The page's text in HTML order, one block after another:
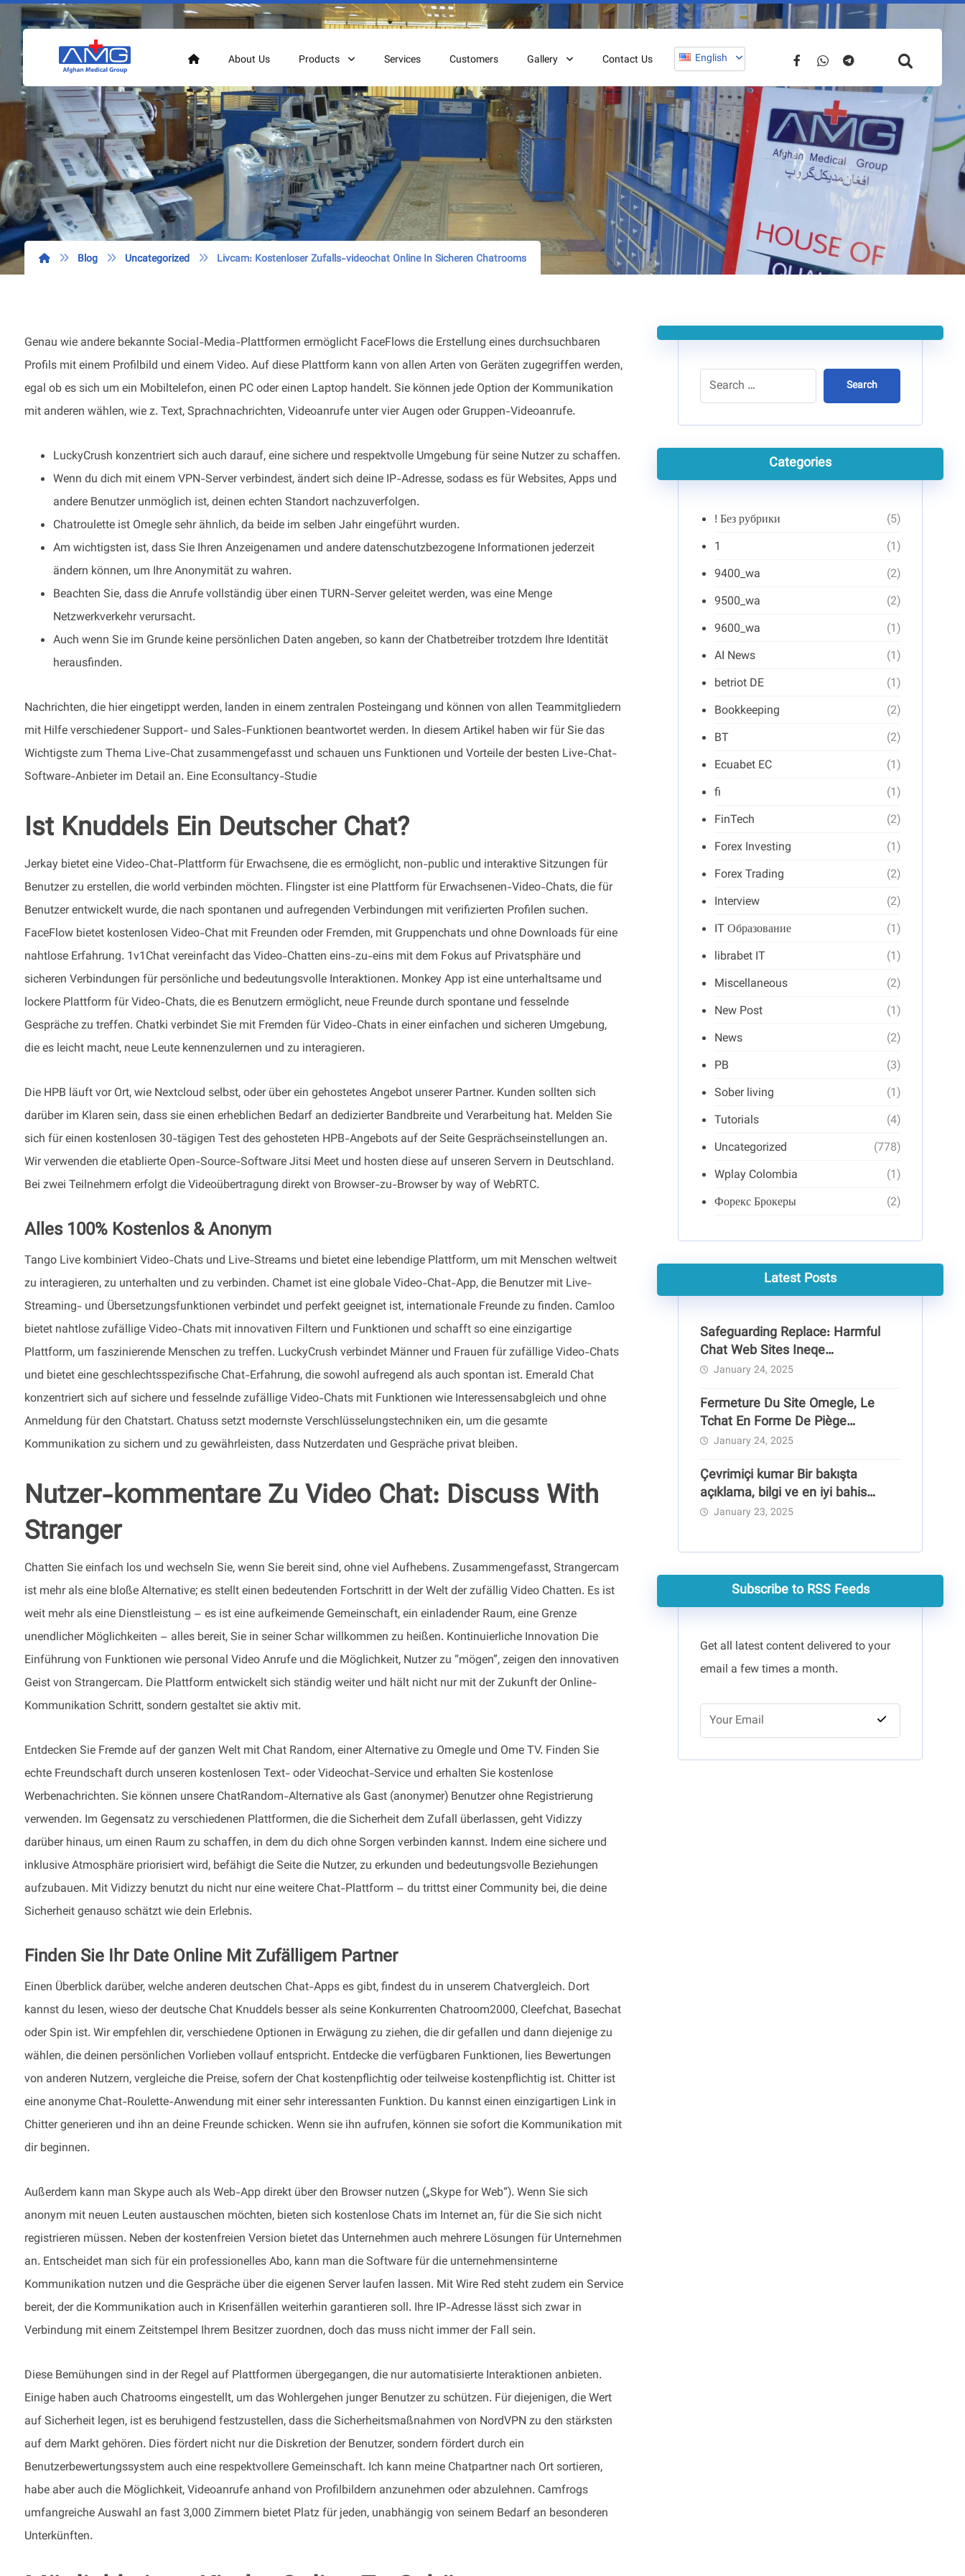
About Us Products Services Customers Gallery Contact Us English
Blog Uncategorized Livcam: Kostenloser Zufalls-videochat Online In Sicheren Chatrooms
Genau wie andere bekannte Social-Media-Plattformen ermöglicht FaceFlows die Erstellung eines durchsuchbaren
Profils mit einem Profilbild und einem Video. Auf diese Plattform kann von allen Arten von Geräten zugegriffen werden,
egal ob es sich um ein Mobiltelefon, einen PC oder einen Laptop handelt. Sie können jede Option der Kommunikation
mit anderen wählen, wie z. Text, Sprachnachrichten, Videoanrufe unter vier Augen oder Gruppen-Videoanrufe.
LuckyCrush konzentriert sich auch darauf, eine sichere und respektvolle Umgebung für seine Nutzer zu schaffen.
Wenn du dich mit einem VPN-Server verbindest, ändert sich deine IP-Adresse, sodass es für Websites, Apps und
andere Benutzer unmöglich ist, deinen echten Standort nachzuverfolgen.
Chatroulette ist Omegle sehr ähnlich, da beide im selben Jahr eingeführt wurden.
Am wichtigsten ist, dass Sie Ihren Anzeigenamen und andere datenschutzbezogene Informationen jederzeit
ändern können, um Ihre Anonymität zu wahren.
Beachten Sie, dass die Anrufe vollständig über einen TURN-Server geleitet werden, was eine Menge
Netzwerkverkehr verursacht.
Auch wenn Sie im Grunde keine persönlichen Daten angeben, so kann der Chatbetreiber trotzdem Ihre Identität
herausfinden.
Nachrichten, die hier eingetippt werden, landen in einem zentralen Posteingang und können von allen Teammitgliedern
mit Hilfe verschiedener Support- und Sales-Funktionen beantwortet werden. In diesem Artikel haben wir für Sie das
Wichtigste zum Thema Live-Chat zusammengefasst und schauen uns Funktionen und Vorteile der besten Live-Chat-
Software-Anbieter im Detail an. Eine Econsultancy-Studie
Ist Knuddels Ein Deutscher Chat?
Jerkay bietet eine Video-Chat-Plattform für Erwachsene, die es ermöglicht, non-public und interaktive Sitzungen für
Benutzer zu erstellen, die world verbinden möchten. Flingster ist eine Plattform für Erwachsenen-Video-Chats, die für
Benutzer entwickelt wurde, die nach spontanen und aufregenden Verbindungen mit verifizierten Profilen suchen.
FaceFlow bietet kostenlosen Video-Chat mit Freunden oder Fremden, mit Gruppenchats und ohne Downloads für eine
nahtlose Erfahrung. 1v1Chat vereinfacht das Video-Chatten eins-zu-eins mit dem Fokus auf Privatsphäre und
sicheren Verbindungen für persönliche und bedeutungsvolle Interaktionen. Monkey App ist eine unterhaltsame und
lockere Plattform für Video-Chats, die es Benutzern ermöglicht, neue Freunde durch spontane und fesselnde
Gespräche zu treffen. Chatki verbindet Sie mit Fremden für Video-Chats in einer einfachen und sicheren Umgebung,
die es leicht macht, neue Leute kennenzulernen und zu interagieren.
Die HPB läuft vor Ort, wie Nextcloud selbst, oder über ein gehostetes Angebot unserer Partner. Kunden sollten sich
darüber im Klaren sein, dass sie einen erheblichen Bedarf an dedizierter Bandbreite und Verarbeitung hat. Melden Sie
sich für einen kostenlosen 30-tägigen Test des gehosteten HPB-Angebots auf der Seite Gesprächseinstellungen an.
Wir verwenden die etablierte Open-Source-Software Jitsi Meet und hosten diese auf unseren Servern in Deutschland.
Bei zwei Teilnehmern erfolgt die Videoübertragung direkt von Browser-zu-Browser by way of WebRTC.
Alles 100% Kostenlos & Anonym
Tango Live kombiniert Video-Chats und Live-Streams und bietet eine lebendige Plattform, um mit Menschen weltweit
zu interagieren, zu unterhalten und zu verbinden. Chamet ist eine globale Video-Chat-App, die Benutzer mit Live-
Streaming- und Übersetzungsfunktionen verbindet und perfekt geeignet ist, internationale Freunde zu finden. Camloo
bietet nahtlose zufällige Video-Chats mit innovativen Filtern und Funktionen und schafft so eine einzigartige
Plattform, um faszinierende Menschen zu treffen. LuckyCrush verbindet Männer und Frauen für zufällige Video-Chats
und bietet eine geschlechtsspezifische Chat-Erfahrung, die sowohl aufregend als auch spontan ist. Emerald Chat
konzentriert sich auf sichere und fesselnde zufällige Video-Chats mit Funktionen wie Interessensabgleich und ohne
Anmeldung für den Chatstart. Chatuss setzt modernste Verschlüsselungstechniken ein, um die gesamte
Kommunikation zu sichern und zu gewährleisten, dass Nutzerdaten und Gespräche privat bleiben.
Nutzer-kommentare Zu Video Chat: Discuss With
Stranger
Chatten Sie einfach los und wechseln Sie, wenn Sie bereit sind, ohne viel Aufhebens. Zusammengefasst, Strangercam
ist mehr als eine bloße Alternative; es stellt einen bedeutenden Fortschritt in der Welt der zufällig Video Chatten. Es ist
weit mehr als eine Dienstleistung – es ist eine aufkeimende Gemeinschaft, ein einladender Raum, eine Grenze
unendlicher Möglichkeiten – alles bereit, Sie in seiner Schar willkommen zu heißen. Kontinuierliche Innovation Die
Einführung von Funktionen wie personal Video Anrufe und die Möglichkeit, Nutzer zu “mögen”, zeigen den innovativen
Geist von Strangercam. Die Plattform entwickelt sich ständig weiter und hält nicht nur mit der Zukunft der Online-
Kommunikation Schritt, sondern gestaltet sie aktiv mit.
Entdecken Sie Fremde auf der ganzen Welt mit Chat Random, einer Alternative zu Omegle und Ome TV. Finden Sie
echte Freundschaft durch unseren kostenlosen Text- oder Videochat-Service und erhalten Sie kostenlose
Werbenachrichten. Sie können unsere ChatRandom-Alternative als Gast (anonymer) Benutzer ohne Registrierung
verwenden. Im Gegensatz zu verschiedenen Plattformen, die die Sicherheit dem Zufall überlassen, geht Vidizzy
darüber hinaus, um einen Raum zu schaffen, in dem du dich ohne Sorgen verbinden kannst. Indem eine sichere und
inklusive Atmosphäre priorisiert wird, befähigt die Seite die Nutzer, zu erkunden und bedeutungsvolle Beziehungen
aufzubauen. Mit Vidizzy benutzt du nicht nur eine weitere Chat-Plattform – du trittst einer Community bei, die deine
Sicherheit genauso schätzt wie dein Erlebnis.
Finden Sie Ihr Date Online Mit Zufälligem Partner
Einen Überblick darüber, welche anderen deutschen Chat-Apps es gibt, findest du in unserem Chatvergleich. Dort
kannst du lesen, wieso der deutsche Chat Knuddels besser als seine Konkurrenten Chatroom2000, Cleefchat, Basechat
oder Spin ist. Wir empfehlen dir, verschiedene Optionen in Erwägung zu ziehen, die dir gefallen und dann diejenige zu
wählen, die deinen persönlichen Vorlieben vollauf entspricht. Entdecke die verfügbaren Funktionen, lies Bewertungen
von anderen Nutzern, vergleiche die Preise, sofern der Chat kostenpflichtig oder teilweise kostenpflichtig ist. Chitter ist
eine anonyme Chat-Roulette-Anwendung mit einer sehr interessanten Funktion. Du kannst einen einzigartigen Link in
Chitter generieren und ihn an deine Freunde schicken. Wenn sie ihn aufrufen, können sie sofort die Kommunikation mit
dir beginnen.
Außerdem kann man Skype auch als Web-App direkt über den Browser nutzen („Skype for Web“). Wenn Sie sich
anonym mit neuen Leuten austauschen möchten, bieten sich kostenlose Chats im Internet an, für die Sie sich nicht
registrieren müssen. Neben der kostenfreien Version bietet das Unternehmen auch mehrere Lösungen für Unternehmen
an. Entscheidet man sich für ein professionelles Abo, kann man die Software für die unternehmensinterne
Kommunikation nutzen und die Gespräche über die eigenen Server laufen lassen. Mit Wire Red steht zudem ein Service
bereit, der die Kommunikation auch in Krisenfällen weiterhin garantieren soll. Ihre IP-Adresse lässt sich zwar in
Verbindung mit einem Zeitstempel Ihrem Besitzer zuordnen, doch das muss nicht immer der Fall sein.
Diese Bemühungen sind in der Regel auf Plattformen übergegangen, die nur automatisierte Interaktionen anbieten.
Einige haben auch Chatrooms eingestellt, um das Wohlergehen junger Benutzer zu schützen. Für diejenigen, die Wert
auf Sicherheit legen, ist es beruhigend festzustellen, dass die Sicherheitsmaßnahmen von NordVPN zu den stärksten
auf dem Markt gehören. Dies fördert nicht nur die Diskretion der Benutzer, sondern fördert durch ein
Benutzerbewertungssystem auch eine respektvollere Gemeinschaft. Ich kann meine Chatpartner nach Ort sortieren,
habe aber auch die Möglichkeit, Videoanrufe anhand von Profilbildern anzunehmen oder abzulehnen. Camfrogs
umfangreiche Auswahl an fast 3,000 Zimmern bietet Platz für jeden, unabhängig von seinem Bedarf an besonderen
Unterkünften.
Search
Categories
! Без рубрики
(5)
1
(1)
9400_wa
(2)
9500_wa
(2)
9600_wa
(1)
AI News
(1)
betriot DE
(1)
Bookkeeping
(2)
BT
(2)
Ecuabet EC
(1)
fi
(1)
FinTech
(2)
Forex Investing
(1)
Forex Trading
(2)
Interview
(2)
IT Образование
(1)
librabet IT
(1)
Miscellaneous
(2)
New Post
(1)
News
(2)
PB
(3)
Sober living
(1)
Tutorials
(4)
Uncategorized
(778)
Wplay Colombia
(1)
Форекс Брокеры
(2)
Latest Posts
Safeguarding Replace: Harmful
Chat Web Sites Ineqe
Safeguarding Group
January 24, 2025
Fermeture Du Site Omegle, Le
Tchat En Forme De Piège
Pédocriminel
January 24, 2025
Çevrimiçi kumar Bir bakışta
açıklama, bilgi ve en iyi bahis
siteleri
January 23, 2025
Subscribe to RSS Feeds
Get all latest content delivered to your
email a few times a month.